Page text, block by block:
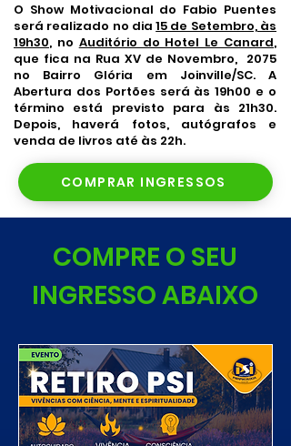
O Show Motivacional do Fabio Puentes
será realizado no dia15 de Setembro, às
19h30, no Auditório do Hotel Le Canard,
que fica na Rua XV de Novembro, 2075
no Bairro Glória em Joinville/SC. A
Abertura dos Portões será às 19h00 e o
término está previsto para às 21h30.
Depois, haverá fotos, autógrafos e
venda de livros até às 22h.
COMPRAR INGRESSOS
COMPRE O SEU
INGRESSO ABAIXO